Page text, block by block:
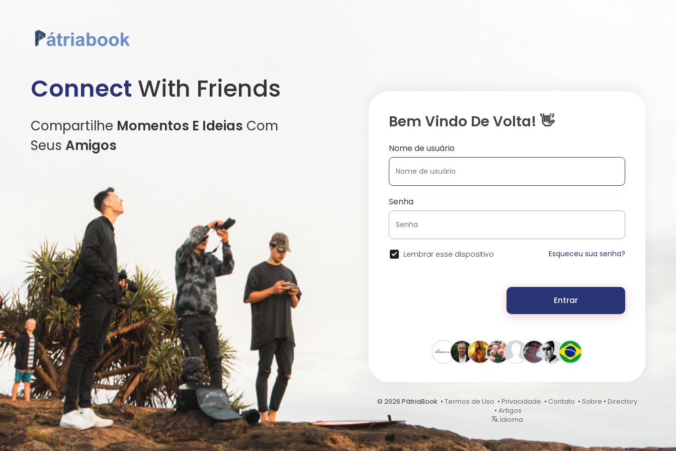
Connect With Friends
Compartilhe Momentos E Ideias Com
Seus Amigos
Bem Vindo De Volta! 👋
Nome de usuário
Senha
Lembrar esse dispositivo Esqueceu sua senha?
Entrar
© 2026 PátriaBook • Termos de Uso • Privacidade • Contato • Sobre • Directory
• Artigos
Idioma